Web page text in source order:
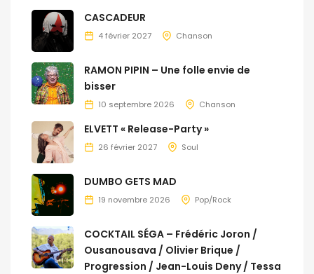
CASCADEUR
4 février 2027 Chanson
RAMON PIPIN – Une folle envie de
bisser
10 septembre 2026 Chanson
ELVETT « Release-Party »
26 février 2027 Soul
DUMBO GETS MAD
19 novembre 2026 Pop/Rock
COCKTAIL SÉGA – Frédéric Joron /
Ousanousava / Olivier Brique /
Progression / Jean-Louis Deny / Tessa